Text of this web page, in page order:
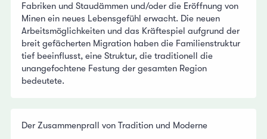
Fabriken und Staudämmen und/oder die Eröffnung von
Minen ein neues Lebensgefühl erwacht. Die neuen
Arbeitsmöglichkeiten und das Kräftespiel aufgrund der
breit gefächerten Migration haben die Familienstruktur
tief beeinflusst, eine Struktur, die traditionell die
unangefochtene Festung der gesamten Region
bedeutete.
Der Zusammenprall von Tradition und Moderne